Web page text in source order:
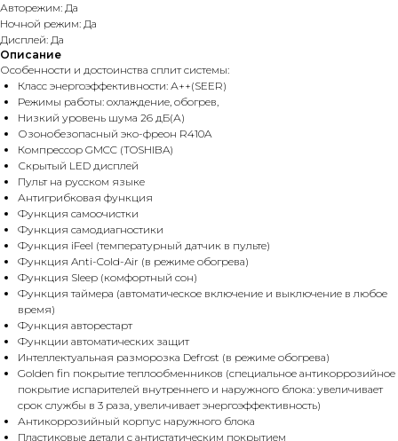
Авторежим: Да
Ночной режим: Да
Дисплей: Да
Описание
Особенности и достоинства сплит системы:
Класс энергоэффективности: А++(SEER)
Режимы работы: охлаждение, обогрев,
Низкий уровень шума 26 дБ(А)
Озонобезопасный эко-фреон R410A
Компрессор GMCC (TOSHIBA)
Скрытый LED дисплей
Пульт на русском языке
Антигрибковая функция
Функция самоочистки
Функция самодиагностики
Функция iFeel (температурный датчик в пульте)
Функция Anti-Cold-Air (в режиме обогрева)
Функция Sleep (комфортный сон)
Функция таймера (автоматическое включение и выключение в любое
время)
Функция авторестарт
Функции автоматических защит
Интеллектуальная разморозка Defrost (в режиме обогрева)
Golden fin покрытие теплообменников (специальное антикоррозийное
покрытие испарителей внутреннего и наружного блока: увеличивает
срок службы в 3 раза, увеличивает энергоэффективность)
Антикоррозийный корпус наружного блока
Пластиковые детали с антистатическим покрытием